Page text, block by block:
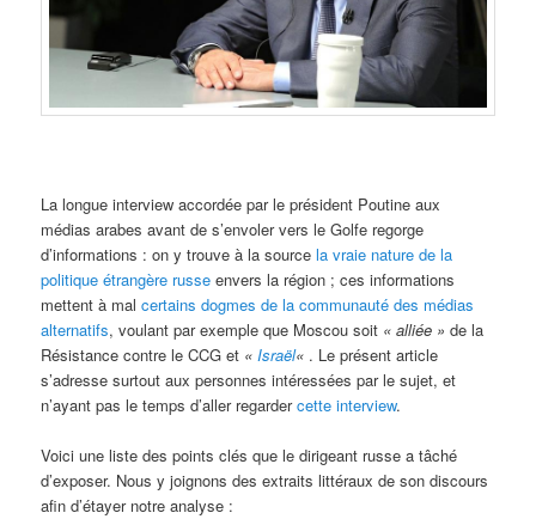
La longue interview accordée par le président Poutine aux
médias arabes avant de s’envoler vers le Golfe regorge
d’informations : on y trouve à la sourcela vraie nature de la
politique étrangère russe envers la région ; ces informations
mettent à malcertains dogmes de la communauté des médias
alternatifs, voulant par exemple que Moscou soit « alliée » de la
Résistance contre le CCG et «Israël« . Le présent article
s’adresse surtout aux personnes intéressées par le sujet, et
n’ayant pas le temps d’aller regardercette interview.
Voici une liste des points clés que le dirigeant russe a tâché
d’exposer. Nous y joignons des extraits littéraux de son discours
afin d’étayer notre analyse :